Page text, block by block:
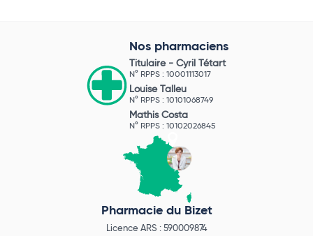
Nos pharmaciens
Titulaire - Cyril Tétart
N° RPPS : 10001113017
Louise Talleu
N° RPPS : 10101068749
Mathis Costa
N° RPPS : 10102026845
Pharmacie du Bizet
Licence ARS : 590009874